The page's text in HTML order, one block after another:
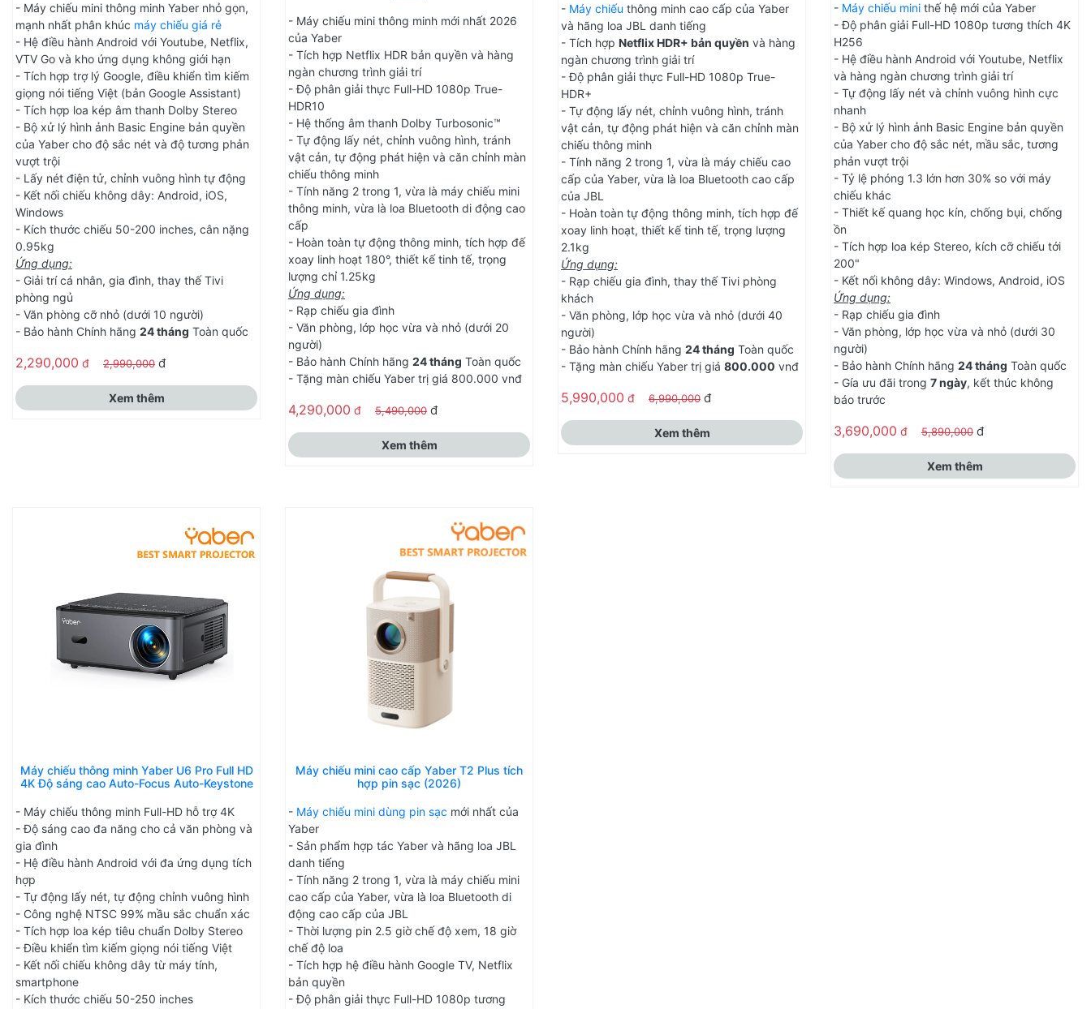
- Máy chiếu mini thông minh Yaber nhỏ gọn,
mạnh nhất phân khúc máy chiếu giá rẻ
- Hệ điều hành Android với Youtube, Netflix,
VTV Go và kho ứng dụng không giới hạn
- Tích hợp trợ lý Google, điều khiển tìm kiếm
giọng nói tiếng Việt (bản Google Assistant)
- Tích hợp loa kép âm thanh Dolby Stereo
- Bộ xử lý hình ảnh Basic Engine bản quyền
của Yaber cho độ sắc nét và độ tương phản
vượt trội
- Lấy nét điện tử, chỉnh vuông hình tự động
- Kết nối chiếu không dây: Android, iOS,
Windows
- Kích thước chiếu 50-200 inches, cân nặng
0.95kg
Ứng dụng:
- Giải trí cá nhân, gia đình, thay thế Tivi
phòng ngủ
- Văn phòng cỡ nhỏ (dưới 10 người)
- Bảo hành Chính hãng 24 tháng Toàn quốc
2,290,000 đ 2,990,000 đ
Xem thêm
- Máy chiếu mini thông minh mới nhất 2026
của Yaber
- Tích hợp Netflix HDR bản quyền và hàng
ngàn chương trình giải trí
- Độ phân giải thực Full-HD 1080p True-
HDR10
- Hệ thống âm thanh Dolby Turbosonic™
- Tự động lấy nét, chỉnh vuông hình, tránh
vật cản, tự động phát hiện và căn chỉnh màn
chiếu thông minh
- Tính năng 2 trong 1, vừa là máy chiếu mini
thông minh, vừa là loa Bluetooth di động cao
cấp
- Hoàn toàn tự động thông minh, tích hợp đế
xoay linh hoạt 180°, thiết kế tinh tế, trọng
lượng chỉ 1.25kg
Ứng dụng:
- Rạp chiếu gia đình
- Văn phòng, lớp học vừa và nhỏ (dưới 20
người)
- Bảo hành Chính hãng 24 tháng Toàn quốc
- Tặng màn chiếu Yaber trị giá 800.000 vnđ
4,290,000 đ 5,490,000 đ
Xem thêm
- Máy chiếu thông minh cao cấp của Yaber
và hãng loa JBL danh tiếng
- Tích hợp Netflix HDR+ bản quyền và hàng
ngàn chương trình giải trí
- Độ phân giải thực Full-HD 1080p True-
HDR+
- Tự động lấy nét, chỉnh vuông hình, tránh
vật cản, tự động phát hiện và căn chỉnh màn
chiếu thông minh
- Tính năng 2 trong 1, vừa là máy chiếu cao
cấp của Yaber, vừa là loa Bluetooth cao cấp
của JBL
- Hoàn toàn tự động thông minh, tích hợp đế
xoay linh hoạt, thiết kế tinh tế, trọng lượng
2.1kg
Ứng dụng:
- Rạp chiếu gia đình, thay thế Tivi phòng
khách
- Văn phòng, lớp học vừa và nhỏ (dưới 40
người)
- Bảo hành Chính hãng 24 tháng Toàn quốc
- Tặng màn chiếu Yaber trị giá 800.000 vnđ
5,990,000 đ 6,990,000 đ
Xem thêm
- Máy chiếu mini thế hệ mới của Yaber
- Độ phân giải Full-HD 1080p tương thích 4K
H256
- Hệ điều hành Android với Youtube, Netflix
và hàng ngàn chương trình giải trí
- Tự động lấy nét và chỉnh vuông hình cực
nhanh
- Bộ xử lý hình ảnh Basic Engine bản quyền
của Yaber cho độ sắc nét, mầu sắc, tương
phản vượt trội
- Tỷ lệ phóng 1.3 lớn hơn 30% so với máy
chiếu khác
- Thiết kế quang học kín, chống bụi, chống
ồn
- Tích hợp loa kép Stereo, kích cỡ chiếu tới
200"
- Kết nối không dây: Windows, Android, iOS
Ứng dụng:
- Rạp chiếu gia đình
- Văn phòng, lớp học vừa và nhỏ (dưới 30
người)
- Bảo hành Chính hãng 24 tháng Toàn quốc
- Gía ưu đãi trong 7 ngày, kết thúc không
báo trước
3,690,000 đ 5,890,000 đ
Xem thêm
Máy chiếu thông minh Yaber U6 Pro Full HD
4K Độ sáng cao Auto-Focus Auto-Keystone
- Máy chiếu thông minh Full-HD hỗ trợ 4K
- Độ sáng cao đa năng cho cả văn phòng và
gia đình
- Hệ điều hành Android với đa ứng dụng tích
hợp
- Tự động lấy nét, tự động chỉnh vuông hình
- Công nghệ NTSC 99% mầu sắc chuẩn xác
- Tích hợp loa kép tiêu chuẩn Dolby Stereo
- Điều khiển tìm kiếm giọng nói tiếng Việt
- Kết nối chiếu không dây từ máy tính,
smartphone
- Kích thước chiếu 50-250 inches
Máy chiếu mini cao cấp Yaber T2 Plus tích
hợp pin sạc (2026)
- Máy chiếu mini dùng pin sạc mới nhất của
Yaber
- Sản phẩm hợp tác Yaber và hãng loa JBL
danh tiếng
- Tính năng 2 trong 1, vừa là máy chiếu mini
cao cấp của Yaber, vừa là loa Bluetooth di
động cao cấp của JBL
- Thời lượng pin 2.5 giờ chế độ xem, 18 giờ
chế độ loa
- Tích hợp hệ điều hành Google TV, Netflix
bản quyền
- Độ phân giải thực Full-HD 1080p tương